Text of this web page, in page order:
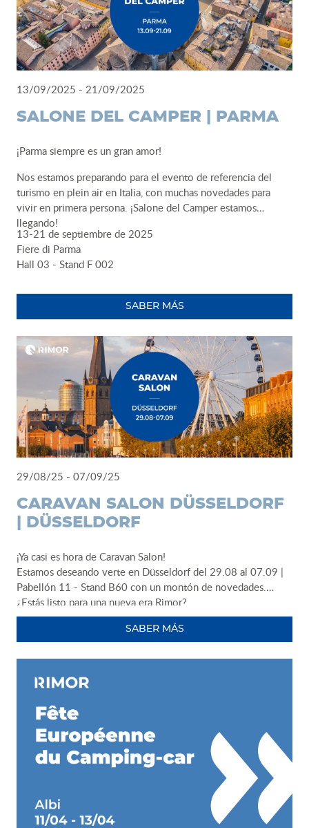
13/09/2025 - 21/09/2025
SALONE DEL CAMPER | PARMA
¡Parma siempre es un gran amor!
Nos estamos preparando para el evento de referencia del
turismo en plein air en Italia, con muchas novedades para
vivir en primera persona. ¡Salone del Camper estamos
llegando!
13-21 de septiembre de 2025
Fiere di Parma
Hall 03 - Stand F 002
SABER MÁS
29/08/25 - 07/09/25
CARAVAN SALON DÜSSELDORF
| DÜSSELDORF
¡Ya casi es hora de Caravan Salon!
Estamos deseando verte en Düsseldorf del 29.08 al 07.09 |
Pabellón 11 - Stand B60 con un montón de novedades.
¿Estás listo para una nueva era Rimor?
SABER MÁS